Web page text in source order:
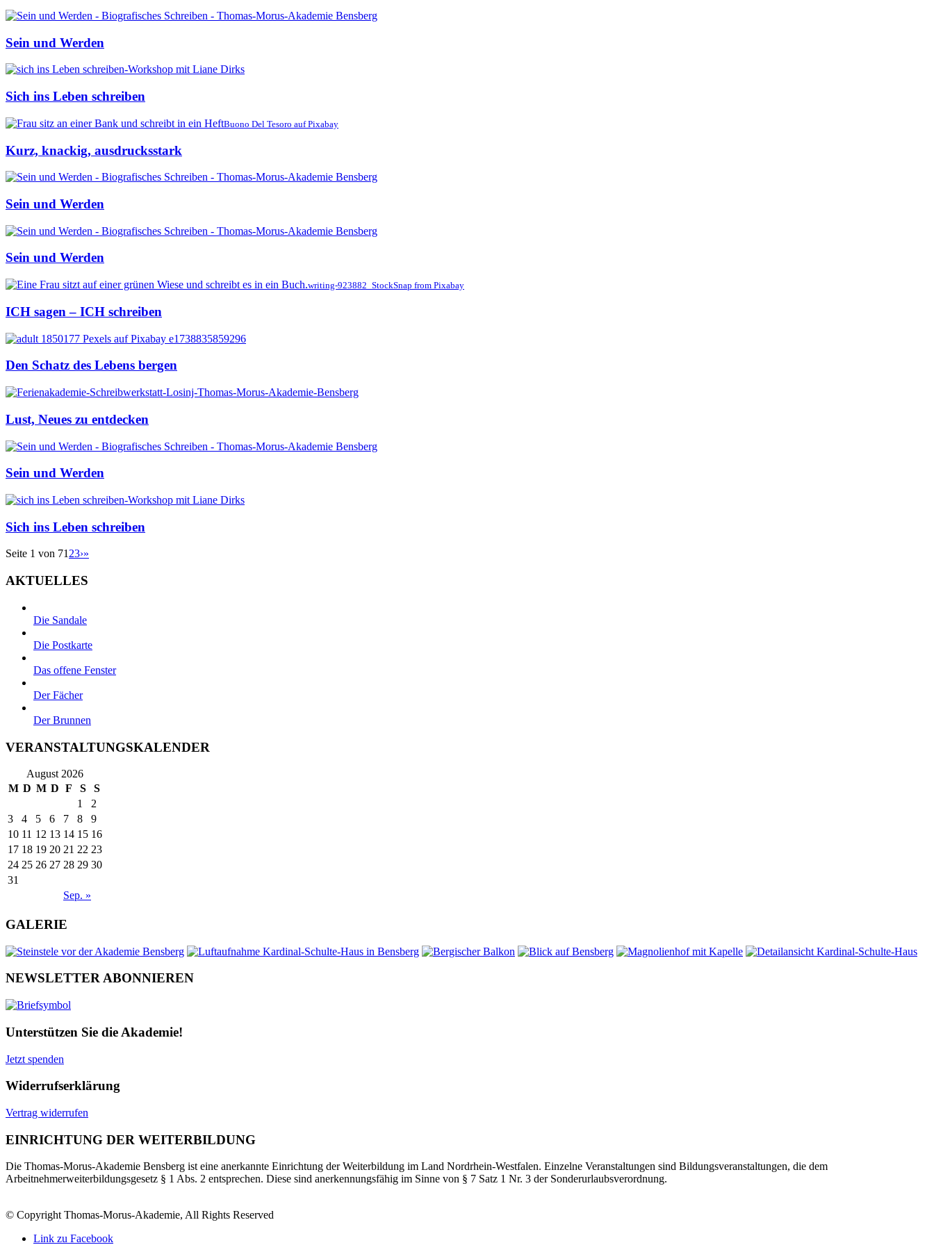
Sein und Werden
Sich ins Leben schreiben
Buono Del Tesoro auf Pixabay
Kurz, knackig, ausdrucksstark
Sein und Werden
Sein und Werden
writing-923882_StockSnap from Pixabay
ICH sagen – ICH schreiben
Den Schatz des Lebens bergen
Lust, Neues zu entdecken
Sein und Werden
Sich ins Leben schreiben
Seite 1 von 71 23›»
AKTUELLES
Die Sandale
Die Postkarte
Das offene Fenster
Der Fächer
Der Brunnen
VERANSTALTUNGSKALENDER
August 2026
M D M D F S S
Sep. »
1
2
3
4 5 6 7 8
9
10 11 12 13 14 15 16
17 18 19 20 21 22 23
24 25 26 27 28 29 30
31
GALERIE
NEWSLETTER ABONNIEREN
Unterstützen Sie die Akademie!
Jetzt spenden
Widerrufserklärung
Vertrag widerrufen
EINRICHTUNG DER WEITERBILDUNG
Die Thomas-Morus-Akademie Bensberg ist eine anerkannte Einrichtung der Weiterbildung im Land Nordrhein-Westfalen. Einzelne Veranstaltungen sind Bildungsveranstaltungen, die dem
Arbeitnehmerweiterbildungsgesetz § 1 Abs. 2 entsprechen. Diese sind anerkennungsfähig im Sinne von § 7 Satz 1 Nr. 3 der Sonderurlaubsverordnung.
© Copyright Thomas-Morus-Akademie, All Rights Reserved
Link zu Facebook